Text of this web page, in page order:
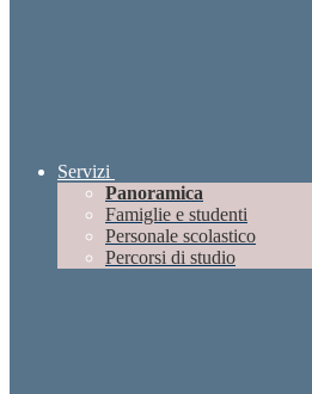
Servizi
Panoramica
Famiglie e studenti
Personale scolastico
Percorsi di studio